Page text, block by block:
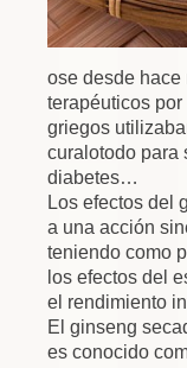
ose desde hace
terapéuticos
griegos
curalotodo para
diabetes…
Los efectos del
a una acción
teniendo como
los efectos del
el rendimiento
El ginseng
es conocido